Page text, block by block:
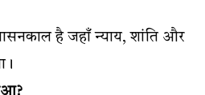
है जहाँ न्याय, शांति और